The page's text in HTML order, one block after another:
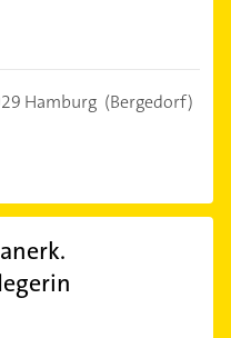
Hamburg (Bergedorf)